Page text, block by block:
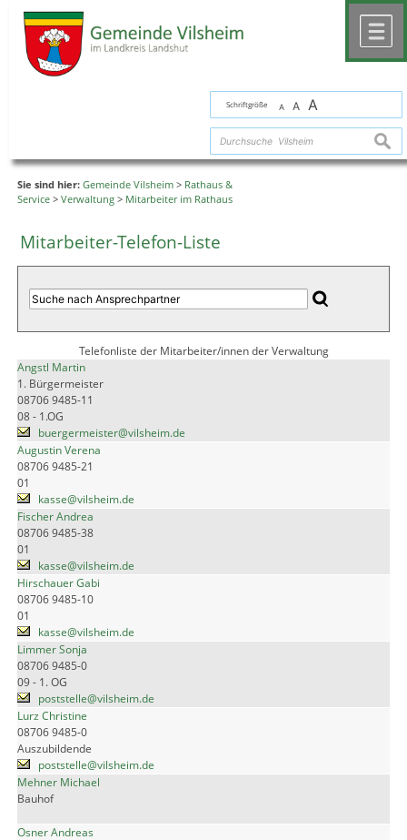
Schriftgröße A A A
Sie sind hier: Gemeinde Vilsheim > Rathaus &
Service > Verwaltung > Mitarbeiter im Rathaus
Mitarbeiter-Telefon-Liste
Telefonliste der Mitarbeiter/innen der Verwaltung
Angstl Martin
1. Bürgermeister
08706 9485-11
08 - 1.OG
buergermeister@vilsheim.de
Augustin Verena
08706 9485-21
01
kasse@vilsheim.de
Fischer Andrea
08706 9485-38
01
kasse@vilsheim.de
Hirschauer Gabi
08706 9485-10
01
kasse@vilsheim.de
Limmer Sonja
08706 9485-0
09 - 1. OG
poststelle@vilsheim.de
Lurz Christine
08706 9485-0
Auszubildende
poststelle@vilsheim.de
Mehner Michael
Bauhof
Osner Andreas